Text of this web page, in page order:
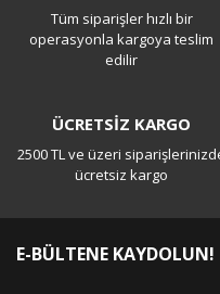
Tüm siparişler hızlı bir
operasyonla kargoya teslim
edilir
ÜCRETSİZ KARGO
2500 TL ve üzeri
ücretsiz kargo
E-BÜLTENE KAYDOLUN!